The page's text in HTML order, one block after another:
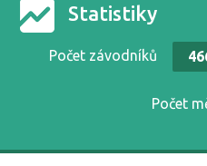
Statistiky
Počet závodníků
Počet